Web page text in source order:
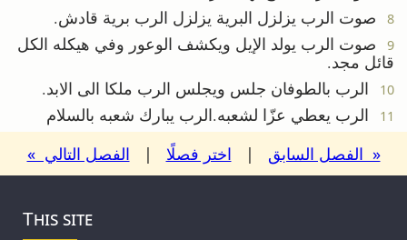
8 صوت الرب يزلزل البرية يزلزل الرب برية قادش.
9
صوت الرب يولد الإيل ويكشف الوعور وفي هيكله الكل
قائل مجد.
10 الرب بالطوفان جلس ويجلس الرب ملكا الى الابد.
11
الرب يعطي عزّا لشعبه.الرب يبارك شعبه بالسلام
« الفصل السابق | اختر فصلًا | الفصل التالي »
This site